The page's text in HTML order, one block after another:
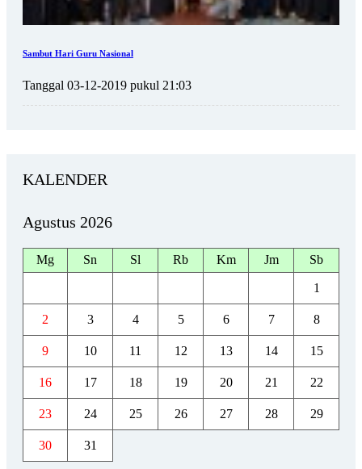
Sambut Hari Guru Nasional
Tanggal 03-12-2019 pukul 21:03
KALENDER
Agustus 2026
Mg Sn Sl Rb Km Jm Sb
1
2 3 4 5 6 7 8
9 10 11 12 13 14 15
16 17 18 19 20 21 22
23 24 25 26 27 28 29
30 31